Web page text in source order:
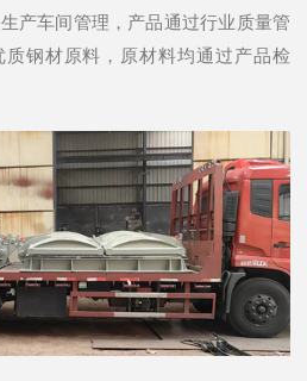
产车间管理，产品通过行业质量管
钢材原料，原材料均通过产品检